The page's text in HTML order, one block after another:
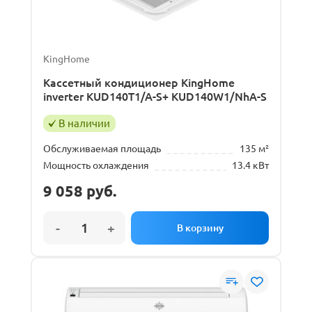
KingHome
Кассетный кондиционер KingHome
inverter KUD140T1/A-S+ KUD140W1/NhA-S
В наличии
Обслуживаемая площадь
135 м²
Мощность охлаждения
13.4 кВт
9 058 руб.